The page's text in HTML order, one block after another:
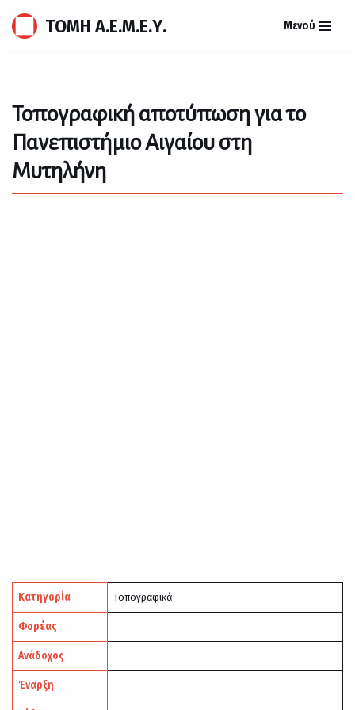
Μεταπηδήστε
ΤΟΜΗ Α.Ε.Μ.Ε.Υ. Μενού
Τοπογραφική αποτύπωση για το
Πανεπιστήμιο Αιγαίου στη
Μυτηλήνη
Κατηγορία Τοπογραφικά
Φορέας
Ανάδοχος
Έναρξη